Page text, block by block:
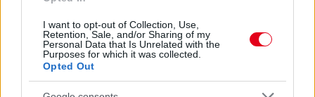
I want to opt-out of Collection, Use,
Retention, Sale, and/or Sharing of my
Personal Data that Is Unrelated with the
Purposes for which it was collected.
Opted Out
8 órája
Kerékpáros világbajnokságra kvalifikálta magát Bottas az